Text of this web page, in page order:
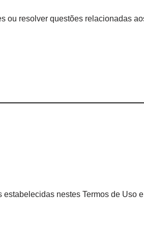
ou resolver questões relacionadas
nestes Termos de Uso